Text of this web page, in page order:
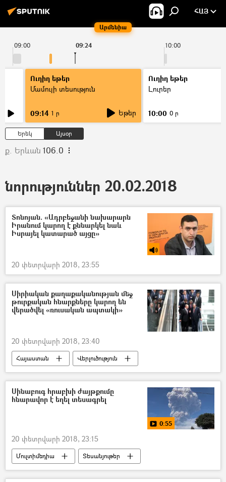
Արմենիա
ՀԱՅ
09:00 10:00
09:24
Ուղիղ եթեր
Մամուլի տեսություն
09:14 1 ր Եթեր
Ուղիղ եթեր
Լուրեր
10:00 0 ր
Երեկ Այսօր
ք. Երևան 106.0
նորություններ 20.02.2018
Տոնոյան. «Ադրբեջանի նախարարն
Իրանում կարող է քննարկել նաև
Իսրայել կատարած այցը»
20 փետրվարի 2018, 23:55
Սիրիական քաղաքականության մեջ
թուրքական հնարքները կարող են
վերածվել «ռուսական ապտակի»
20 փետրվարի 2018, 23:40
Հայաստան Վերլուծություն
Սինաբուգ հրաբխի ժայթքումը
հնարավոր է եղել տեսագրել
0:55
20 փետրվարի 2018, 23:15
Մուլտիմեդիա Տեսանյութեր